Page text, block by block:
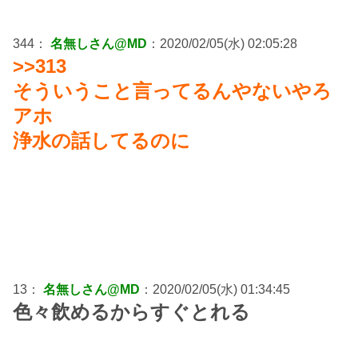
344： 名無しさん@MD ：2020/02/05(水) 02:05:28
>>313
そういうこと言ってるんやないやろ
アホ
浄水の話してるのに
13： 名無しさん@MD ：2020/02/05(水) 01:34:45
色々飲めるからすぐとれる